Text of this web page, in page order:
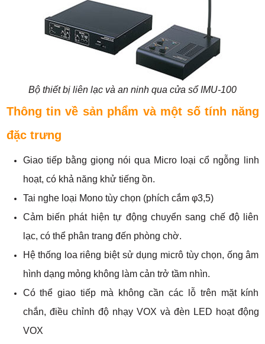
Bộ thiết bị liên lạc và an ninh qua cửa sổ IMU-100
Thông tin về sản phẩm và một số tính năng
đặc trưng
Giao tiếp bằng giọng nói qua Micro loại cổ ngỗng linh
hoạt, có khả năng khử tiếng ồn.
Tai nghe loại Mono tùy chọn (phích cắm φ3,5)
Cảm biến phát hiện tự động chuyển sang chế độ liên
lạc, có thể phân trang đến phòng chờ.
Hệ thống loa riêng biệt sử dụng micrô tùy chọn, ống âm
hình dạng mỏng không làm cản trở tầm nhìn.
Có thể giao tiếp mà không cần các lỗ trên mặt kính
chắn, điều chỉnh độ nhạy VOX và đèn LED hoạt động
VOX